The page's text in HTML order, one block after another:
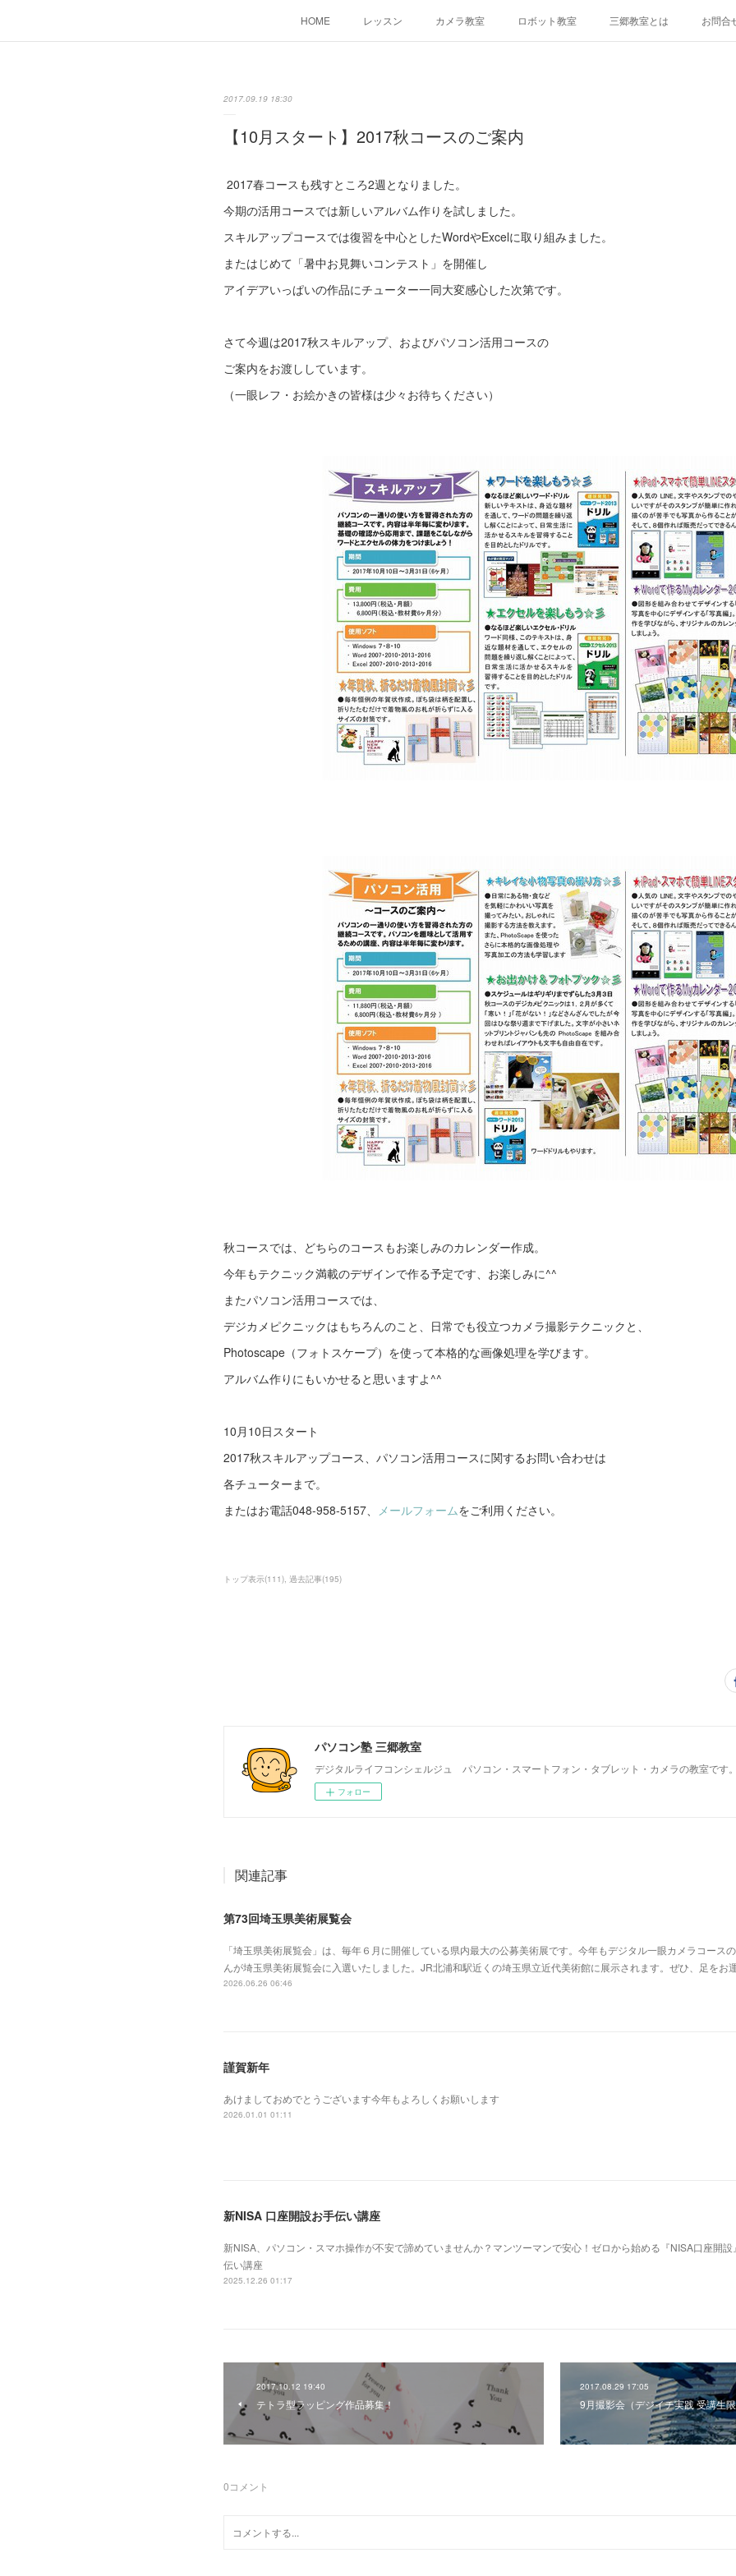
HOME レッスン カメラ教室 ロボット教室 三郷教室とは お問合
2017.09.19 18:30
【10月スタート】2017秋コースのご案内
2017春コースも残すところ2週となりました。
今期の活用コースでは新しいアルバム作りを試しました。
スキルアップコースでは復習を中心としたWordやExcelに取り組みました。
またはじめて「暑中お見舞いコンテスト」を開催し
アイデアいっぱいの作品にチューター一同大変感心した次第です。
さて今週は2017秋スキルアップ、およびパソコン活用コースの
ご案内をお渡ししています。
（一眼レフ・お絵かきの皆様は少々お待ちください）
秋コースでは、どちらのコースもお楽しみのカレンダー作成。
今年もテクニック満載のデザインで作る予定です、お楽しみに^^
またパソコン活用コースでは、
デジカメピクニックはもちろんのこと、日常でも役立つカメラ撮影テクニックと、
Photoscape（フォトスケープ）を使って本格的な画像処理を学びます。
アルバム作りにもいかせると思いますよ^^
10月10日スタート
2017秋スキルアップコース、パソコン活用コースに関するお問い合わせは
各チューターまで。
またはお電話048-958-5157、 メールフォームをご利用ください。
トップ表示(111) 過去記事(195)
パソコン塾 三郷教室
デジタルライフコンシェルジュ パソコン・スマートフォン・タブレット・カメラの教室です
フォロー
関連記事
第73回埼玉県美術展覧会
「埼玉県美術展覧会」は、毎年６月に開催している県内最大の公募美術展です。今年もデジタル一眼カメラコース
んが埼玉県美術展覧会に入選いたしました。JR北浦和駅近くの埼玉県立近代美術館に展示されます。ぜひ、足をお
2026.06.26 06:46
謹賀新年
あけましておめでとうございます今年もよろしくお願いします
2026.01.01 01:11
新NISA 口座開設お手伝い講座
新NISA、パソコン・スマホ操作が不安で諦めていませんか？マンツーマンで安心！ゼロから始める『NISA口座開設
伝い講座
2025.12.26 01:17
2017.10.12 19:40
テトラ型ラッピング作品募集！
2017.08.29 17:05
9月撮影会（デジイチ実践 受講生
0コメント